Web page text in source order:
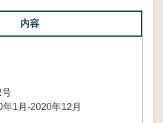
内容
号
年1月-2020年12月